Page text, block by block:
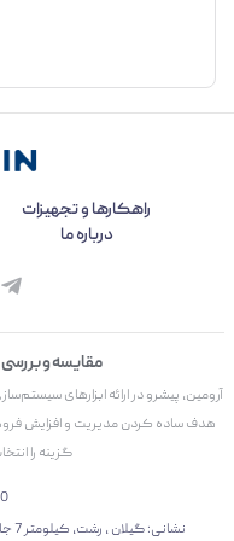
راهکارها و تجهیزات
درباره ما
مقایسه و بررسی
آرومین، پیشرو در ارائه ابزارهای
هدف ساده کردن مدیریت و افزایش
گزینه را
نشانی: گیلان ، رشت، کیلومتر 7 جاده رشت انزلی، مجتمع تجاری سعادت، طبقه دوم